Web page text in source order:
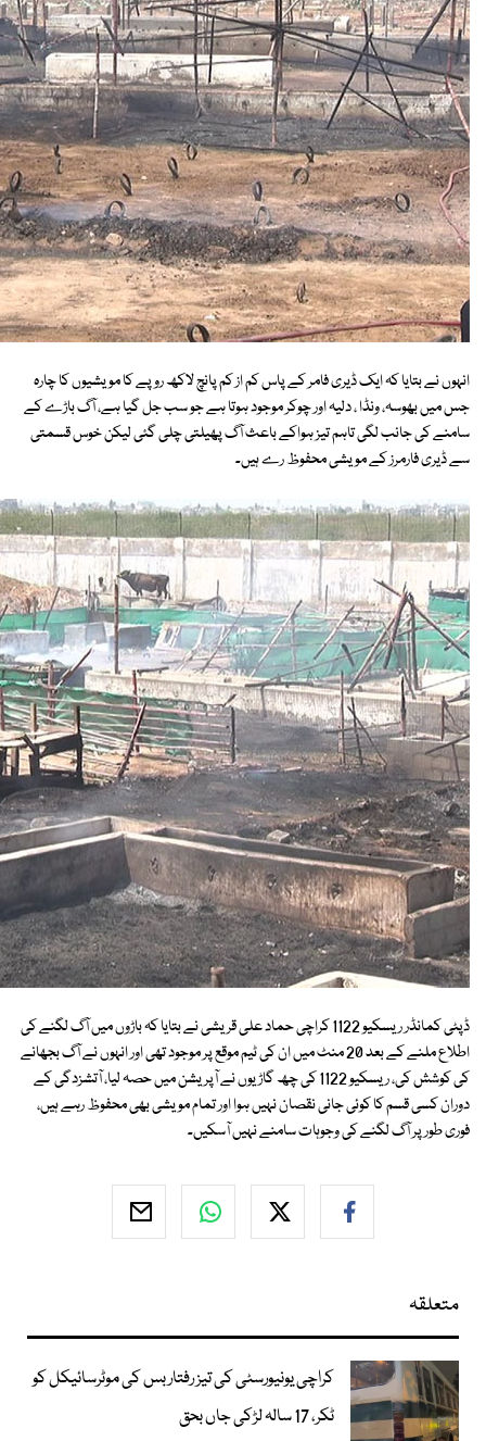
انہوں نے بتایا کہ ایک ڈیری فامر کے پاس کم از کم پانچ لاکھ روپے کا مویشیوں کا چارہ
جس میں بھوسہ، ونڈا ، دلیہ اور چوکر موجود ہوتا ہے جو سب جل گیا ہے، آگ باڑے کے
سامنے کی جانب لگی تاہم تیز ہواکے باعث آگ پھیلتی چلی گئی لیکن خوس قسمتی
سے ڈیری فارمرز کے مویشی محفوظ رے ہیں۔
ڈپٹی کمانڈر ریسکیو 1122 کراچی حماد علی قریشی نے بتایا کہ باڑوں میں آگ لگنے کی
اطلاع ملنے کے بعد 20 منٹ میں ان کی ٹیم موقع پر موجود تھی اور انہوں نے آگ بجھانے
کی کوشش کی، ریسکیو 1122 کی چھ گاڑیوں نے آپریشن میں حصہ لیا، آتشزدگی کے
دوران کسی قسم کا کوئی جانی نقصان نہیں ہوا اور تمام مویشی بھی محفوظ رہے ہیں،
فوری طور پر آگ لگنے کی وجوہات سامنے نہیں آسکیں۔
متعلقہ
کراچی یونیورسٹی کی تیز رفتار بس کی موٹرسائیکل کو
ٹکر، 17 سالہ لڑکی جاں بحق